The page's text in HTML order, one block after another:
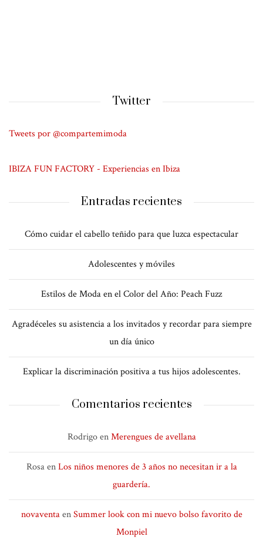
Twitter
Tweets por @compartemimoda
IBIZA FUN FACTORY - Experiencias en Ibiza
Entradas recientes
Cómo cuidar el cabello teñido para que luzca espectacular
Adolescentes y móviles
Estilos de Moda en el Color del Año: Peach Fuzz
Agradéceles su asistencia a los invitados y recordar para siempre
un día único
Explicar la discriminación positiva a tus hijos adolescentes.
Comentarios recientes
RodrigoenMerengues de avellana
RosaenLos niños menores de 3 años no necesitan ir a la
guardería.
novaventaenSummer look con mi nuevo bolso favorito de
Monpiel